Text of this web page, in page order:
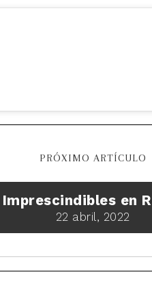
PRÓXIMO ARTÍCULO
Imprescindibles en
22 abril, 2022